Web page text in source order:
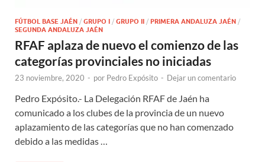
FÚTBOL BASE JAÉN / GRUPO I / GRUPO II / PRIMERA ANDALUZA JAÉN /
SEGUNDA ANDALUZA JAÉN
RFAF aplaza de nuevo el comienzo de las
categorías provinciales no iniciadas
23 noviembre, 2020 - por Pedro Expósito - Dejar un comentario
Pedro Expósito.- La Delegación RFAF de Jaén ha
comunicado a los clubes de la provincia de un nuevo
aplazamiento de las categorías que no han comenzado
debido a las medidas …